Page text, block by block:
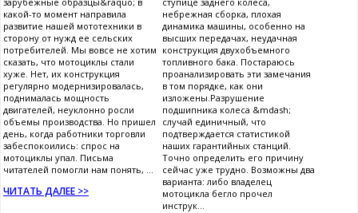
какой-то момент направила
развитие нашей мототехники в
сторону от нужд ее сельских
потребителей. Мы вовсе не хотим
сказать, что мотоциклы стали
хуже. Нет, их конструкция
регулярно модернизировалась,
поднималась мощность
двигателей, неуклонно росли
объемы производства. Но пришел
день, когда работники торговли
забеспокоились: спрос на
мотоциклы упал. Письма
читателей помогли нам понять, ...
ЧИТАТЬ ДАЛЕЕ >>
небрежная сборка, плохая
динамика машины, особенно на
высших передачах, неудачная
конструкция двухобъемного
топливного бака. Постараюсь
проанализировать эти замечания
в том порядке, как они
изложены.Разрушение
подшипника колеса &mdash;
случай единичный, что
подтверждается статистикой
наших гарантийных станций.
Точно определить его причину
сейчас уже трудно. Возможны два
варианта: либо владелец
мотоцикла бегло прочел
инструк...